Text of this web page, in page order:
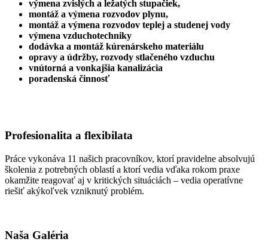
výmena zvislých a ležatých stupačiek,
montáž a výmena rozvodov plynu,
montáž a výmena rozvodov teplej a studenej vody
výmena vzduchotechniky
dodávka a montáž kúrenárskeho materiálu
opravy a údržby, rozvody stlačeného vzduchu
vnútorná a vonkajšia kanalizácia
poradenská činnosť
Profesionalita a flexibilata
Práce vykonáva 11 našich pracovníkov, ktorí pravidelne absolvujú
školenia z potrebných oblastí a ktorí vedia vďaka rokom praxe
okamžite reagovať aj v kritických situáciách – vedia operatívne
riešiť akýkoľvek vzniknutý problém.
Naša Galéria